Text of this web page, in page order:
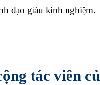
đạo giàu kinh nghiệm.
tác viên